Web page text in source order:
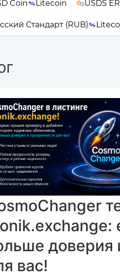
Coin Litecoin USDS
Стандарт (RUB)
доверия
вас!